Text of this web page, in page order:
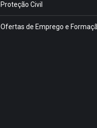
Proteção Civil
Ofertas de Emprego e